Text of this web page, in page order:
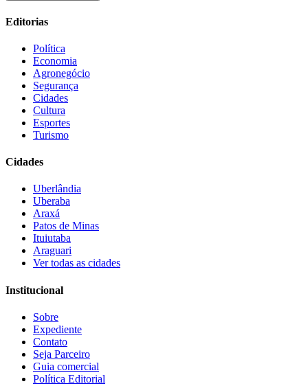
Editorias
Política
Economia
Agronegócio
Segurança
Cidades
Cultura
Esportes
Turismo
Cidades
Uberlândia
Uberaba
Araxá
Patos de Minas
Ituiutaba
Araguari
Ver todas as cidades
Institucional
Sobre
Expediente
Contato
Seja Parceiro
Guia comercial
Política Editorial